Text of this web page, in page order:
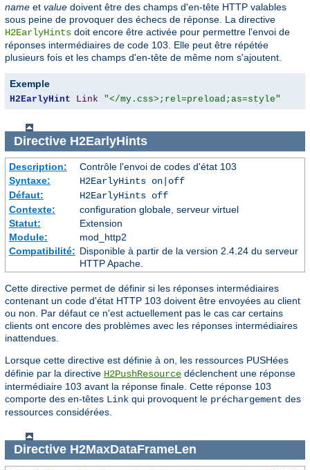
name et value doivent être des champs d'en-tête HTTP valables
sous peine de provoquer des échecs de réponse. La directive
H2EarlyHints doit encore être activée pour permettre l'envoi de
réponses intermédiaires de code 103. Elle peut être répétée
plusieurs fois et les champs d'en-tête de même nom s'ajoutent.
Exemple
H2EarlyHint Link "</my.css>;rel=preload;as=style"
Directive H2EarlyHints
Description:
Contrôle l'envoi de codes d'état 103
Syntaxe:
H2EarlyHints on|off
Défaut:
H2EarlyHints off
Contexte:
configuration globale, serveur virtuel
Statut:
Extension
Module:
mod_http2
Compatibilité: Disponible à partir de la version 2.4.24 du serveur
HTTP Apache.
Cette directive permet de définir si les réponses intermédiaires
contenant un code d'état HTTP 103 doivent être envoyées au client
ou non. Par défaut ce n'est actuellement pas le cas car certains
clients ont encore des problèmes avec les réponses intermédiaires
inattendues.
Lorsque cette directive est définie à on , les ressources PUSHées
définie par la directive H2PushResource déclenchent une réponse
intermédiaire 103 avant la réponse finale. Cette réponse 103
comporte des en-têtes Link qui provoquent le préchargement des
ressources considérées.
Directive H2MaxDataFrameLen